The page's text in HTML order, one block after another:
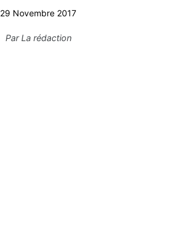
29 Novembre 2017
ParLa rédaction